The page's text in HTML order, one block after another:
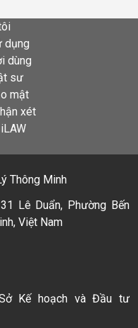
dụng
dùng
sư
mật
xét
Thông Minh
Lê Duẩn, Phường Bến
Việt Nam
Kế hoạch và Đầu tư